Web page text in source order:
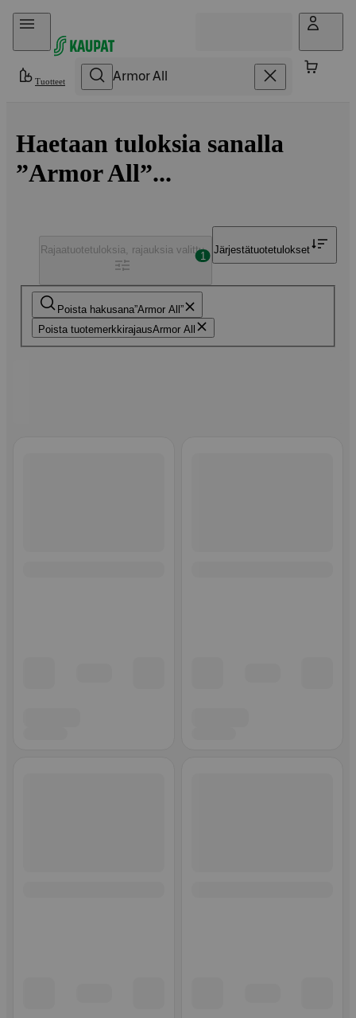
Hyppää sisältöön
Tuotteet
Haetaan tuloksia sanalla
”Armor All”...
Poista hakusana Armor All
Poista tuotemerkkirajausArmor All
Rajaatuotetuloksia, rajauksia valittu
1
Järjestätuotetulokset